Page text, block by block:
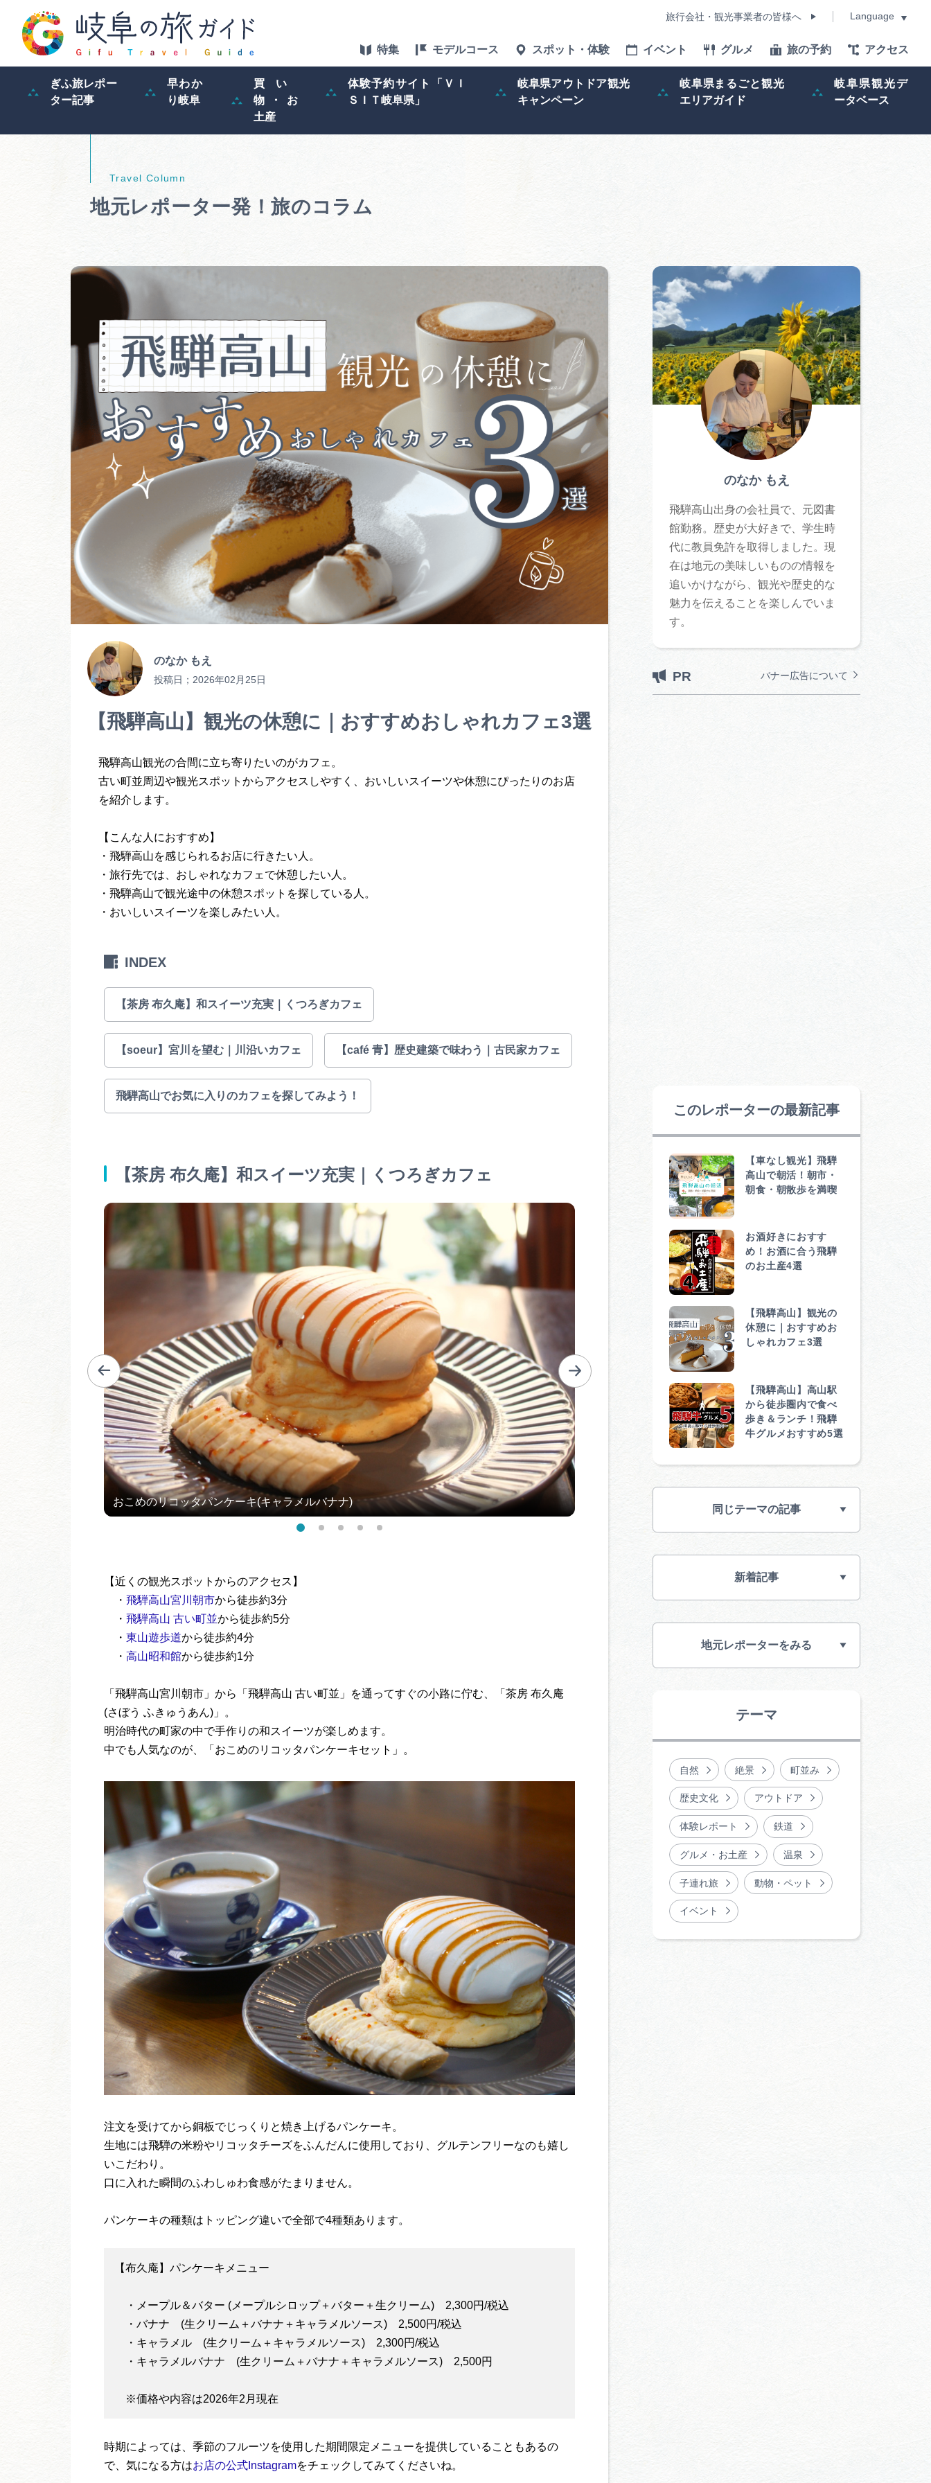
旅行会社・観光事業者の皆様へ Language
特集 モデルコース スポット・体験 イベント グルメ 旅の予約 アクセス
ぎふ旅レポー
ター記事
早わか
り岐阜
買い
物・お
土産
体験予約サイト「ＶＩ
ＳＩＴ岐阜県」
岐阜県アウトドア観光
キャンペーン
岐阜県まるごと観光
エリアガイド
岐阜県観光デ
ータベース
ぎふ旅レポーター記事 早わかり岐阜
買い物・お土産
体験予約サイト「ＶＩＳＩＴ
岐阜県」
岐阜県アウトドア観光キャン
ペーン
岐阜県まるごと観光エリアガ
イド
岐阜県観光データベース
旅行会社・観光事業者の皆様へ
動画ライブラリー お問い合わせ
広告掲載 サイトポリシー
地元レポーター発！旅のコラム
【飛騨高山】観光の休憩に｜おすすめおしゃれカフェ3選
のなか もえ
投稿日； 2026年02月25日
飛騨高山観光の合間に立ち寄りたいのがカフェ。
古い町並周辺や観光スポットからアクセスしやすく、おいしいスイーツや休憩にぴったりのお店
を紹介します。
【こんな人におすすめ】
・飛騨高山を感じられるお店に行きたい人。
・旅行先では、おしゃれなカフェで休憩したい人。
・飛騨高山で観光途中の休憩スポットを探している人。
・おいしいスイーツを楽しみたい人。
INDEX
【茶房 布久庵】和スイーツ充実｜くつろぎカフェ
【soeur】宮川を望む｜川沿いカフェ 【café 青】歴史建築で味わう｜古民家カフェ
飛騨高山でお気に入りのカフェを探してみよう！
【茶房 布久庵】和スイーツ充実｜くつろぎカフェ
【近くの観光スポットからのアクセス】
・ 飛騨高山宮川朝市から徒歩約3分
・ 飛騨高山 古い町並から徒歩約5分
・ 東山遊歩道から徒歩約4分
・ 高山昭和館から徒歩約1分
「飛騨高山宮川朝市」から「飛騨高山 古い町並」を通ってすぐの小路に佇む、「茶房 布久庵
(さぼう ふきゅうあん)」。
明治時代の町家の中で手作りの和スイーツが楽しめます。
中でも人気なのが、「おこめのリコッタパンケーキセット」。
注文を受けてから銅板でじっくりと焼き上げるパンケーキ。
生地には飛騨の米粉やリコッタチーズをふんだんに使用しており、グルテンフリーなのも嬉し
いこだわり。
口に入れた瞬間のふわしゅわ食感がたまりません。
パンケーキの種類はトッピング違いで全部で4種類あります。
【布久庵】パンケーキメニュー
・メープル＆バター (メープルシロップ＋バター＋生クリーム) 2,300円/税込
・バナナ (生クリーム＋バナナ＋キャラメルソース) 2,500円/税込
・キャラメル (生クリーム＋キャラメルソース) 2,300円/税込
・キャラメルバナナ (生クリーム＋バナナ＋キャラメルソース) 2,500円
※価格や内容は2026年2月現在
時期によっては、季節のフルーツを使用した期間限定メニューを提供していることもあるの
で、気になる方はお店の公式Instagramをチェックしてみてくださいね。
のなか もえ
飛騨高山出身の会社員で、元図書
館勤務。歴史が大好きで、学生時
代に教員免許を取得しました。現
在は地元の美味しいものの情報を
追いかけながら、観光や歴史的な
魅力を伝えることを楽しんでいま
す。
このレポーターの最新記事
【車なし観光】飛騨
高山で朝活！朝市・
朝食・朝散歩を満喫
お酒好きにおすす
め！お酒に合う飛騨
のお土産4選
【飛騨高山】観光の
休憩に｜おすすめお
しゃれカフェ3選
【飛騨高山】高山駅
から徒歩圏内で食べ
歩き＆ランチ！飛騨
牛グルメおすすめ5選
PR バナー広告について
同じテーマの記事
新着記事
地元レポーターをみる
テーマ
自然 絶景 町並み
歴史文化 アウトドア
体験レポート 鉄道
グルメ・お土産 温泉
子連れ旅 動物・ペット
イベント